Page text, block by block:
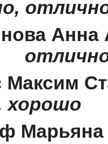
,
Анна
хорошо